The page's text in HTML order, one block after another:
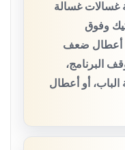
غسالة
وفوق
أعطال ضعف
البرنامج،
أو أعطال